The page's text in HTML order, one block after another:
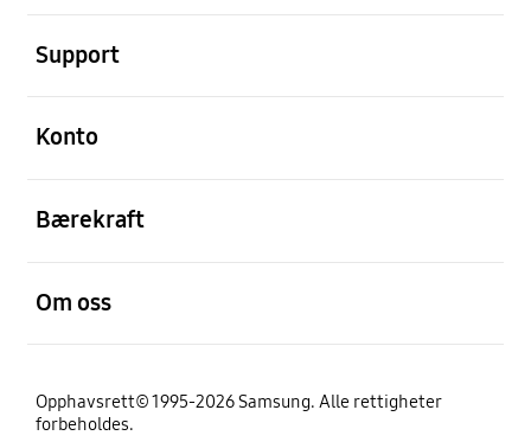
Support
Konto
Bærekraft
Om oss
Opphavsrett© 1995-2026 Samsung. Alle rettigheter
forbeholdes.